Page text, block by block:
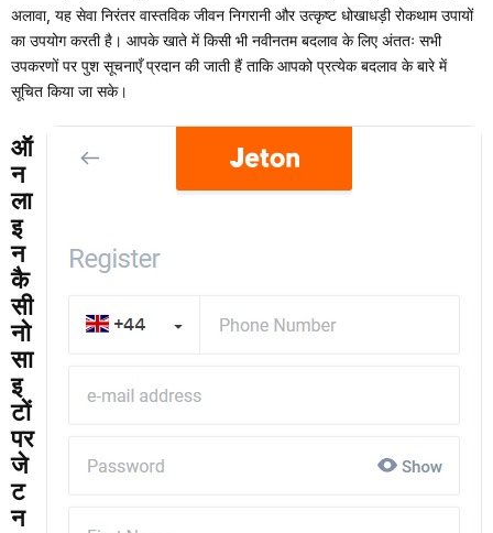
अलावा, यह सेवा निरंतर वास्तविक जीवन निगरानी और उत्कृष्ट धोखाधड़ी रोकथाम उपायों
का उपयोग करती है। आपके खाते में किसी भी नवीनतम बदलाव के लिए अंततः सभी
उपकरणों पर पुश सूचनाएँ प्रदान की जाती हैं ताकि आपको प्रत्येक बदलाव के बारे में
सूचित किया जा सके।
ऑ
न
ला
इ
न
कै
सी
नो
सा
इ
टों
पर
जे
ट
न